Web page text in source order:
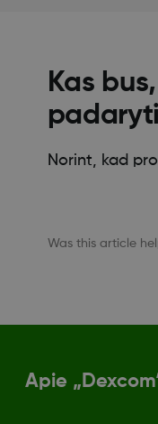
Kas
Norint, kad
Was this article
Apie